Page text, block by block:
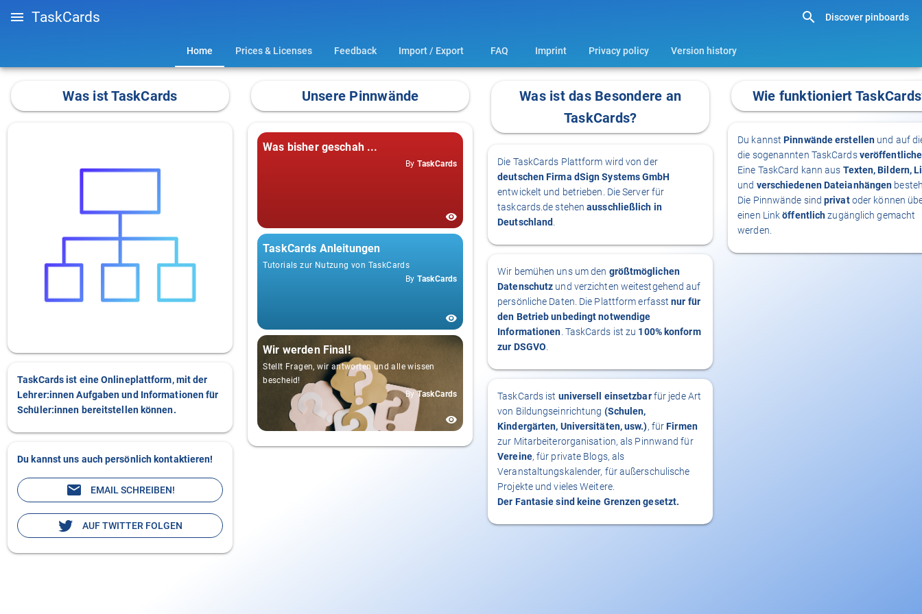
TaskCards Discover pinboards
Home Prices & Licenses Feedback Import / Export FAQ Imprint Privacy policy Version history
Was ist TaskCards
TaskCards ist eine Onlineplattform, mit der
Lehrer:innen Aufgaben und Informationen für
Schüler:innen bereitstellen können.
Du kannst uns auch persönlich kontaktieren!
EMAIL SCHREIBEN!
AUF TWITTER FOLGEN
Unsere Pinnwände
Was bisher geschah ...
ByTaskCards
TaskCards Anleitungen
Tutorials zur Nutzung von TaskCards
ByTaskCards
Wir werden Final!
Stellt Fragen, wir antworten und alle wissen
bescheid!
ByTaskCards
Was ist das Besondere an
TaskCards?
Die TaskCards Plattform wird von der
deutschen Firma dSign Systems GmbH
entwickelt und betrieben. Die Server für
taskcards.de stehenausschließlich in
Deutschland
Wir bemühen uns um den größtmöglichen
Datenschutz und verzichten weitestgehend auf
persönliche Daten. Die Plattform erfasstnur für
den Betrieb unbedingt notwendige
Informationen . TaskCards ist zu 100% konform
zur DSGVO
TaskCards ist universell einsetzbarfür jede Art
von Bildungseinrichtung (Schulen,
Kindergärten, Universitäten, usw.), fürFirmen
zur Mitarbeiterorganisation, als Pinnwand für
Vereine, für private Blogs, als
Veranstaltungskalender, für außerschulische
Projekte und vieles Weitere.
Der Fantasie sind keine Grenzen gesetzt.
Wie funktioniert
Du kannstPinnwände erstellen und auf
die sogenannten TaskCards
Eine TaskCard kann aus Texten, Bildern,
und verschiedenen Dateianhängen
Die Pinnwände sindprivatoder können
einen Linköffentlichzugänglich gemacht
werden.